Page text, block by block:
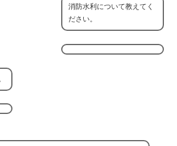
消防水利について教えてく
ださい。